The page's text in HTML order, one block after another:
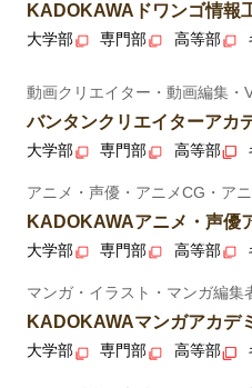
KADOKAWAドワンゴ情報
大学部 専門部 高等部
動画クリエイター・動画編集・
バンタンクリエイターアカ
大学部 専門部 高等部
アニメ・声優・アニメCG・ア
KADOKAWAアニメ・声優
大学部 専門部 高等部
マンガ・イラスト・マンガ編集
KADOKAWAマンガアカデ
大学部 専門部 高等部